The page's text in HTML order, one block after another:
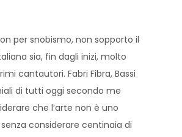
per snobismo, non sopporto il
sia, fin dagli inizi, molto
cantautori. Fabri Fibra, Bassi
di tutti oggi secondo me
che l’arte non è uno
considerare centinaia di